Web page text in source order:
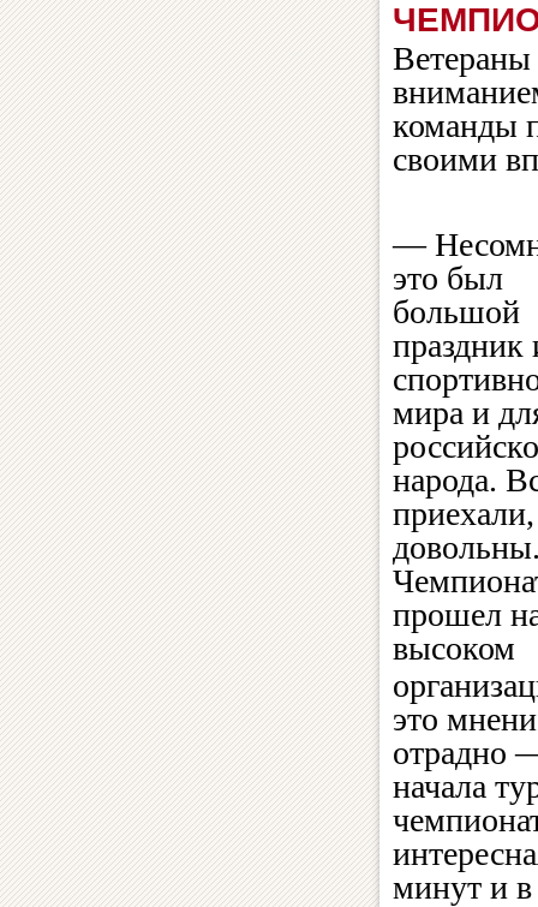
Ветераны
команды
своими
—
это был
большой
праздник
мира и
народа.
прошел
высоком
это
отрадно
начала
минут и в